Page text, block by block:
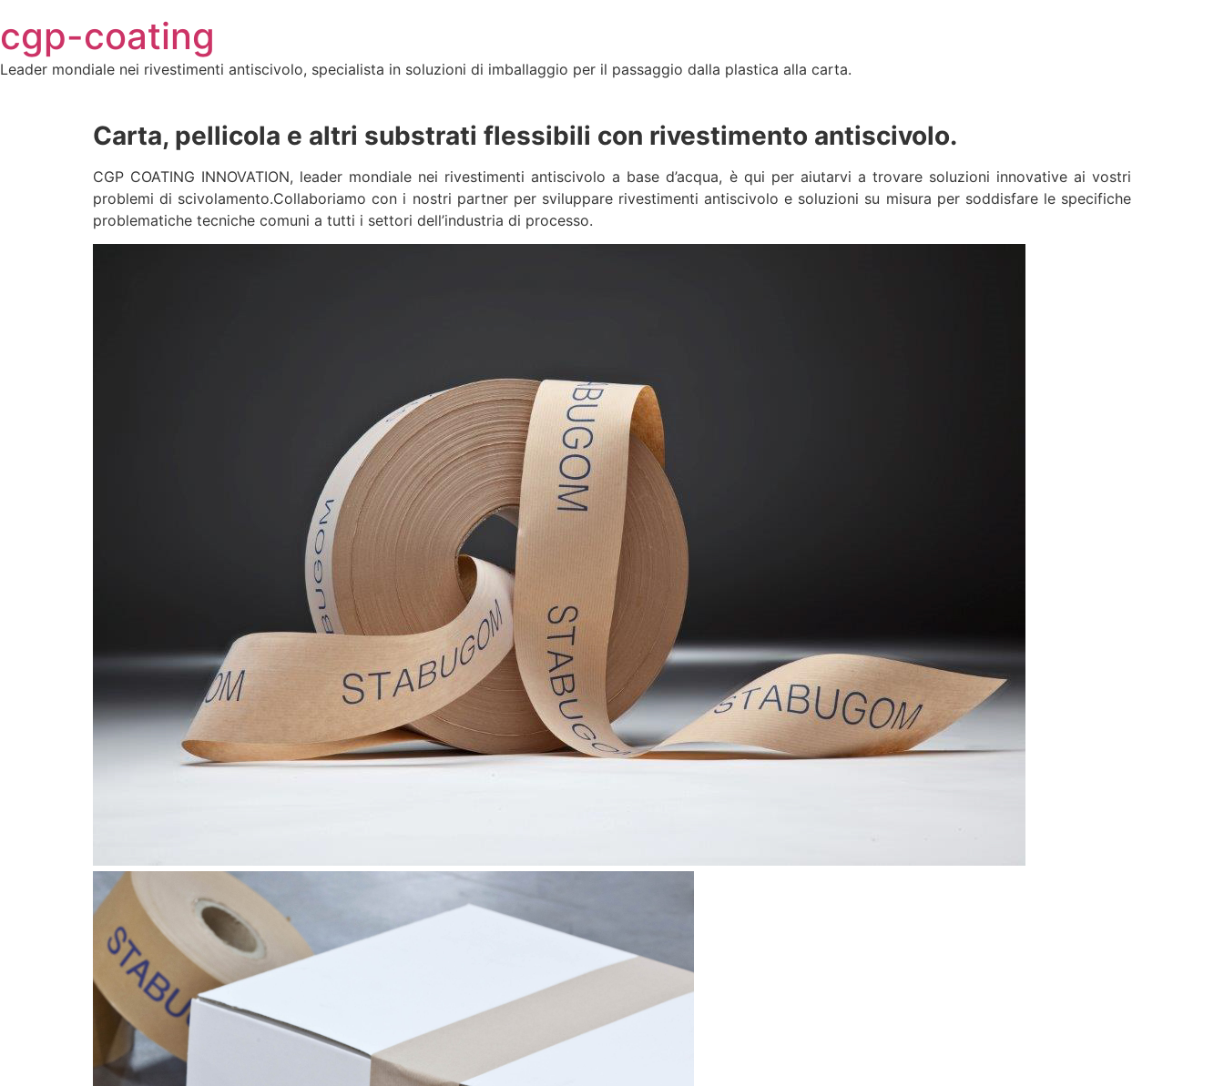
to
content
cgp-coating
Leader mondiale nei rivestimenti antiscivolo, specialista in soluzioni di imballaggio per il passaggio dalla plastica alla carta.
Carta, pellicola e altri substrati flessibili con rivestimento antiscivolo.
CGP COATING INNOVATION, leader mondiale nei rivestimenti antiscivolo a base d’acqua, è qui per aiutarvi a trovare soluzioni innovative ai vostri
problemi di scivolamento.Collaboriamo con i nostri partner per sviluppare rivestimenti antiscivolo e soluzioni su misura per soddisfare le specifiche
problematiche tecniche comuni a tutti i settori dell’industria di processo.